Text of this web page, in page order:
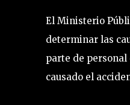
El Ministerio
determinar las
parte de personal
causado el